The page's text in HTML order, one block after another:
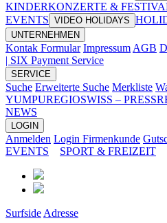
KINDERKONZERTE &
EVENTS VIDEO HOLIDAYS
UNTERNEHMEN
Kontak Formular Impressum AGB
| SIX Payment Service
SERVICE
Suche Erweiterte Suche Merkliste
YUMPUREGIOSWISS –
NEWS
LOGIN
Anmelden Login Firmenkunde
EVENTS
SPORT & FREIZEIT
Surfside Adresse